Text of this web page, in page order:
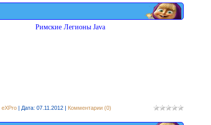
Римские Легионы Java
eXPro | Дата: 07.11.2012 | Комментарии (0)